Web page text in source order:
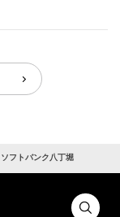
ソフトバンク八丁堀